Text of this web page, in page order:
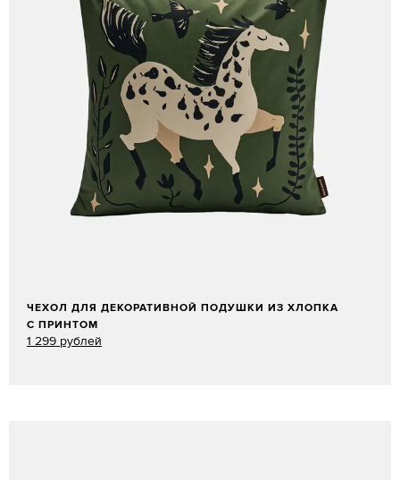
ЧЕХОЛ ДЛЯ ДЕКОРАТИВНОЙ ПОДУШКИ ИЗ ХЛОПКА
С ПРИНТОМ
1 299 рублей